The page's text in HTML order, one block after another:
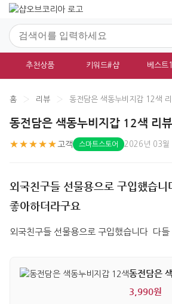
추천상품 키워드#샵 베스트
홈 › 리뷰 › 동전담은 색동누비지갑 12색
동전담은 색동누비지갑 12색 리뷰
★★★★★ 고객 스마트스토어 2026년 03월
외국친구들 선물용으로 구입했습니
좋아하더라구요
외국친구들 선물용으로 구입했습니다  다
동전담은
3,990원